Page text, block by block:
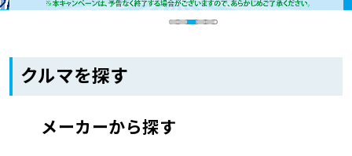
車検見積
クルマを探す
メーカーから探す